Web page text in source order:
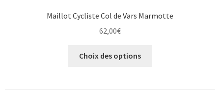
Maillot Cycliste Col de Vars Marmotte
62,00€
Choix des options